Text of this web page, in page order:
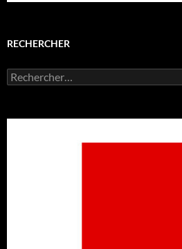
RECHERCHER
Rechercher :